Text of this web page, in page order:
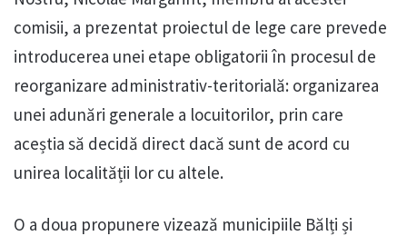
comisii, a prezentat proiectul de lege care prevede
introducerea unei etape obligatorii în procesul de
reorganizare administrativ-teritorială: organizarea
unei adunări generale a locuitorilor, prin care
aceștia să decidă direct dacă sunt de acord cu
unirea localității lor cu altele.
O a doua propunere vizează municipiile Bălți și